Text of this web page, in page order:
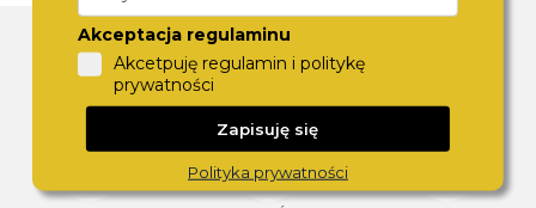
DLACZEGO SWISS?
Akceptacja regulaminu
Akcetpuję regulamin i politykę
prywatności
Zapisuję się
Polityka prywatności